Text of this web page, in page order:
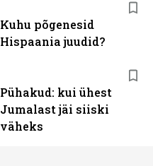
Kuhu põgenesid
Hispaania juudid?
Pühakud: kui ühest
Jumalast jäi siiski
väheks